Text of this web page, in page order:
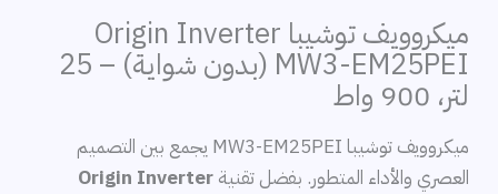
ميكروويف توشيبا Origin Inverter
MW3-EM25PEI (بدون شواية) – 25
لتر، 900 واط
ميكروويف توشيبا MW3-EM25PEI يجمع بين التصميم
العصري والأداء المتطور. بفضل تقنيةOrigin Inverter